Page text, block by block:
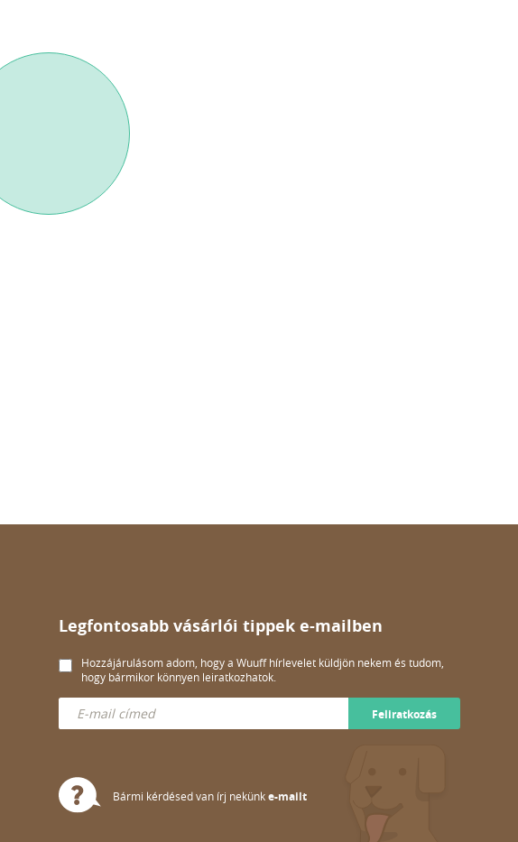
Legfontosabb vásárlói tippek e-mailben
Hozzájárulásom adom, hogy a Wuuff hírlevelet küldjön nekem és tudom,
hogy bármikor könnyen leiratkozhatok.
Feliratkozás
Bármi kérdésed van írj nekünke-mailt